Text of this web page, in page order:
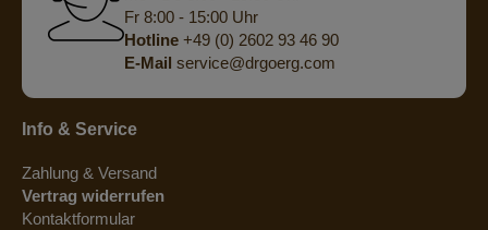
Fr 8:00 - 15:00 Uhr
Hotline+49 (0) 2602 93 46 90
E-Mail service@drgoerg.com
Info & Service
Zahlung & Versand
Vertrag widerrufen
Kontaktformular